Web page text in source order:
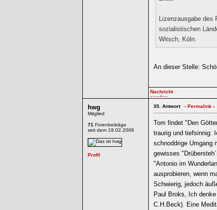
Lizenzausgabe des
sozialistischen
Witsch, Köln.
An dieser Stelle:
hwg
Mitglied
71 Forenbeiträge
seit dem 19.02.2006
35. Antwort - Permalink -
Tom findet "Den
traurig und tiefsinnig.
schnoddrige Umgang
gewisses
"Antonio im
ausprobieren, wenn
Schwierig, jedoch
Paul Broks, Ich
C.H.Beck). Eine